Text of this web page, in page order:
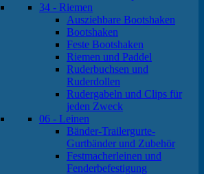
34 - Riemen
Ausziehbare Bootshaken
Bootshaken
Feste Bootshaken
Riemen und Paddel
Ruderbuchsen und
Ruderdollen
Rudergabeln und Clips für
jeden Zweck
06 - Leinen
Bänder-Trailergurte-
Gurtbänder und Zubehör
Festmacherleinen und
Fenderbefestigung